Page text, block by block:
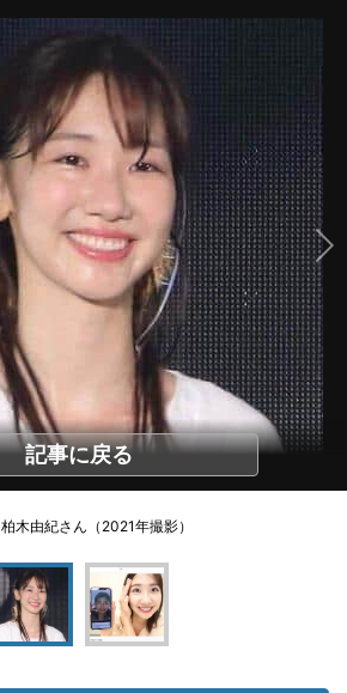
記事に戻る
柏木由紀さん（2021年撮影）